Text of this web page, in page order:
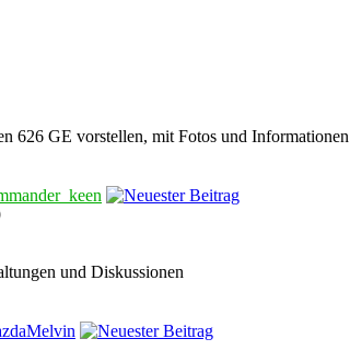
626 GE vorstellen, mit Fotos und Informationen
und Diskussionen